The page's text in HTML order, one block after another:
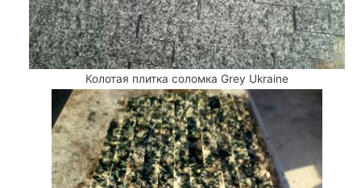
Колотая плитка соломка Grey Ukraine